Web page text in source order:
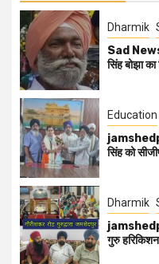
Dharmik
Sad
सिंह बोझा
Education
सिंह को
Dharmik
गुरु हरिकिशन